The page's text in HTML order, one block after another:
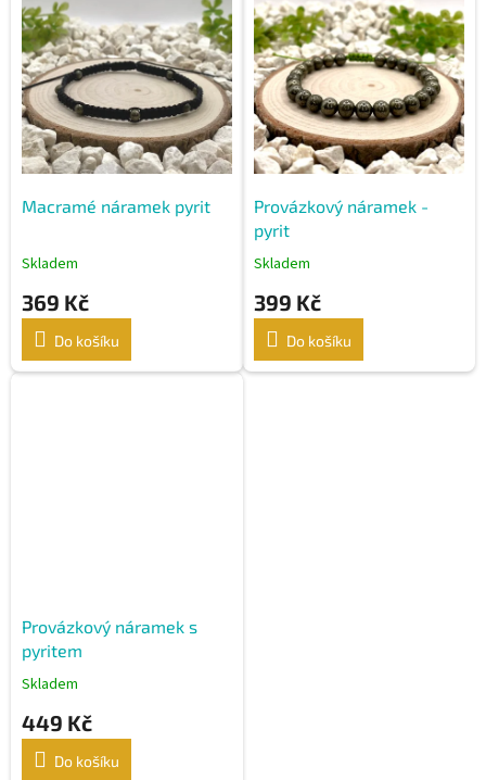
p
p
Macramé náramek pyrit
Skladem
369 Kč
Do košíku
Provázkový náramek -
pyrit
Skladem
399 Kč
Do košíku
Provázkový náramek s
pyritem
Skladem
449 Kč
Do košíku